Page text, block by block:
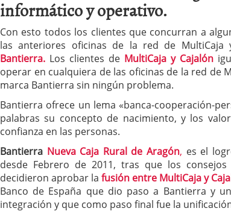
a los costes 21 de noviembre de 2025
¿Cuánto cuesta un software punto de
informático y operativo.
Con esto todos los clientes que concurran a
las anteriores oficinas de la red de MultiCaja
Bantierra. Los clientes de MultiCaja y Cajalón
operar en cualquiera de las oficinas de la red de
marca Bantierra sin ningún problema.
Bantierra ofrece un lema «banca-cooperación-
palabras su concepto de nacimiento, y los
confianza en las personas.
Bantierra Nueva Caja Rural de Aragón, es el
desde Febrero de 2011, tras que los
decidieron aprobar lafusión entre MultiCaja y
Banco de España que dio paso a Bantierra y
integración y que como paso final fue la